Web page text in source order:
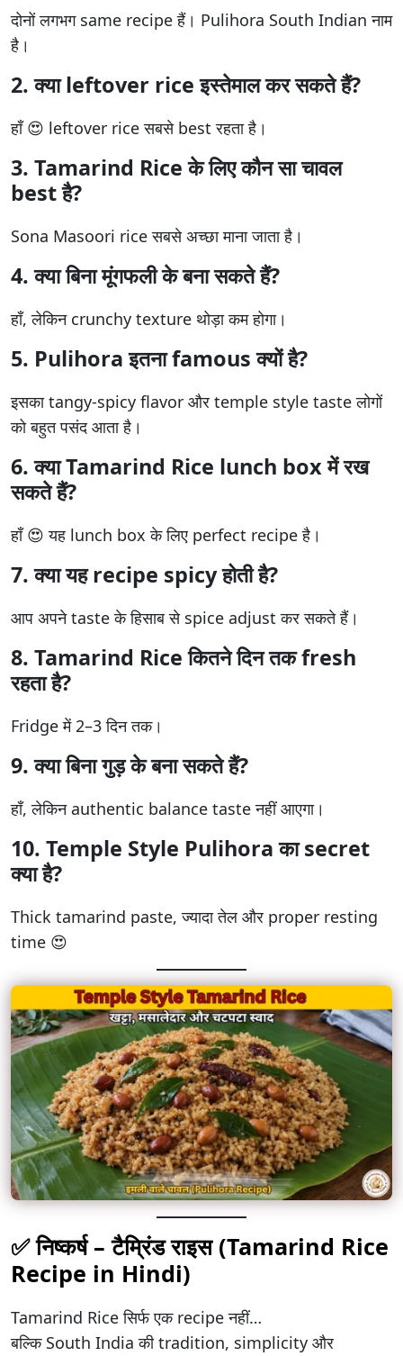
दोनों लगभग same recipe हैं। Pulihora South Indian नाम
है।
2. क्या leftover rice इस्तेमाल कर सकते हैं?
हाँ 😍 leftover rice सबसे best रहता है।
3. Tamarind Rice के लिए कौन सा चावल
best है?
Sona Masoori rice सबसे अच्छा माना जाता है।
4. क्या बिना मूंगफली के बना सकते हैं?
हाँ, लेकिन crunchy texture थोड़ा कम होगा।
5. Pulihora इतना famous क्यों है?
इसका tangy-spicy flavor और temple style taste लोगों
को बहुत पसंद आता है।
6. क्या Tamarind Rice lunch box में रख
सकते हैं?
हाँ 😍 यह lunch box के लिए perfect recipe है।
7. क्या यह recipe spicy होती है?
आप अपने taste के हिसाब से spice adjust कर सकते हैं।
8. Tamarind Rice कितने दिन तक fresh
रहता है?
Fridge में 2–3 दिन तक।
9. क्या बिना गुड़ के बना सकते हैं?
हाँ, लेकिन authentic balance taste नहीं आएगा।
10. Temple Style Pulihora का secret
क्या है?
Thick tamarind paste, ज्यादा तेल और proper resting
time 😍
✅ निष्कर्ष –टैम्रिंड राइस(Tamarind Rice
Recipe in Hindi)
Tamarind Rice सिर्फ एक recipe नहीं…
बल्कि South India की tradition, simplicity और